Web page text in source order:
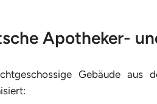
Apotheker-
Gebäude aus